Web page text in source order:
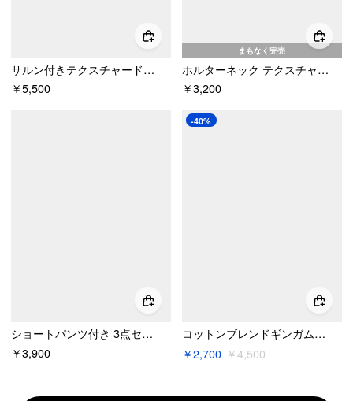
サルン付きテクスチャードホルターミッドライズタイビキニセット カーブ＆プラス
￥5,500
まもなく完売
ホルターネック テクスチャード ドローストリング ショートパンツ ビキニセット
￥3,200
ショートパンツ付き 3点セット ビキニ ストライプホルターネック ヒトデディテール
￥3,900
-40%
コットンブレンドギンガムリボン＆ハートホルターネックレーストリムタイサイドトライアングルビキニセット＆カバーアップショーツ
￥2,700 ￥4,500